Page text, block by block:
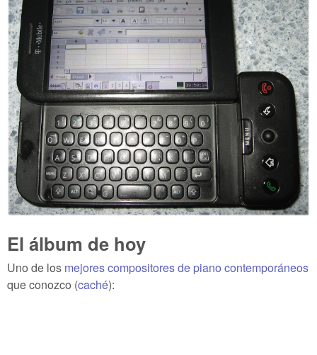
El álbum de hoy
Uno de los mejores compositores de piano contemporáneos
que conozco (caché):